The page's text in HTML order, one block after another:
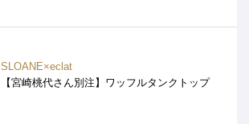
SLOANE×eclat
【宮崎桃代さん別注】ワッフルタンクトップ